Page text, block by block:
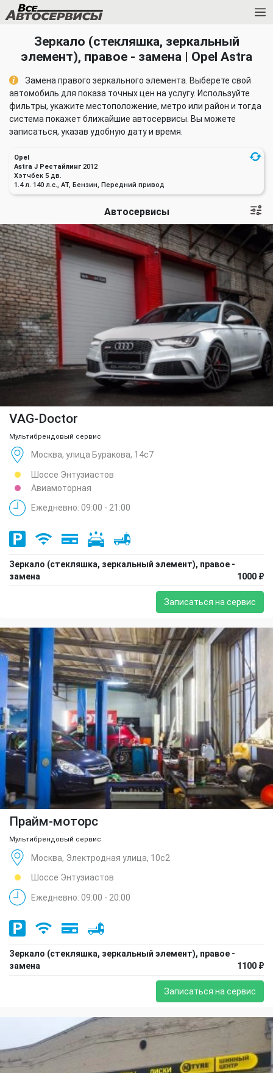
Зеркало (стекляшка, зеркальный
элемент), правое - замена | Opel Astra
Замена правого зеркального элемента. Выберете свой
автомобиль для показа точных цен на услугу. Используйте
фильтры, укажите местоположение, метро или район и тогда
система покажет ближайшие автосервисы. Вы можете
записаться, указав удобную дату и время.
Opel
Astra J Рестайлинг 2012
Хэтчбек 5 дв.
1.4 л. 140 л.с., AT, Бензин, Передний привод
Автосервисы
VAG-Doctor
Мультибрендовый сервис
Москва, улица Буракова, 14с7
Шоссе Энтузиастов
Авиамоторная
Ежедневно: 09:00 - 21:00
Зеркало (стекляшка, зеркальный элемент), правое -
замена
1000 ₽
Записаться на сервис
Прайм-моторс
Мультибрендовый сервис
Москва, Электродная улица, 10с2
Шоссе Энтузиастов
Ежедневно: 09:00 - 20:00
Зеркало (стекляшка, зеркальный элемент), правое -
замена
1100 ₽
Записаться на сервис